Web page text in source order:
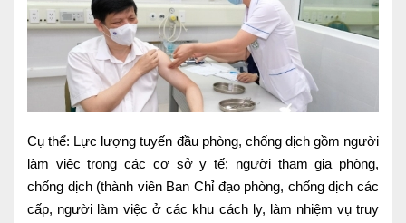
Da Liễu
Mắt
Răng Hàm Mặt
Vật lý trị liệu hồi phục chức năng
Xét nghiệm
Cụ thể: Lực lượng tuyến đầu phòng, chống dịch gồm người
làm việc trong các cơ sở y tế; người tham gia phòng,
chống dịch (thành viên Ban Chỉ đạo phòng, chống dịch các
cấp, người làm việc ở các khu cách ly, làm nhiệm vụ truy